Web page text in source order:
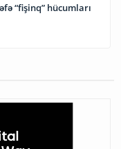
“fişinq” hücumları